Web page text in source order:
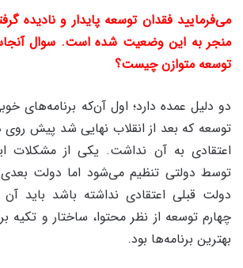
می‌فرمایید فقدان توسعه پایدار و نادیده
منجر به این وضعیت شده است. سوال
توسعه متوازن چیست؟
دو دلیل عمده دارد؛ اول آن‌که برنامه‌های
توسعه که بعد از انقلاب نهایی شد پیش روی
اعتقادی به آن نداشت. یکی از مشکلات
توسط دولتی تنظیم می‌شود اما دولت
دولت قبلی اعتقادی نداشته باشد باید آن
چهارم توسعه از نظر محتوا، ساختار و تکیه
بهترین برنامه‌ها بود.